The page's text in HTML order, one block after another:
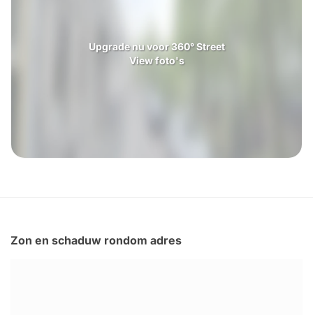
Upgrade nu voor 360° Street
View foto's
Zon en schaduw rondom adres